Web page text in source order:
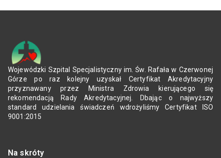
Wojewódzki Szpital Specjalistyczny im. Św. Rafała w Czerwonej
Górze po raz kolejny uzyskał Certyfikat Akredytacyjny
przyznawany przez Ministra Zdrowia kierującego się
rekomendacją Rady Akredytacyjnej. Dbając o najwyższy
standard udzielania świadczeń wdrożyliśmy Certyfikat ISO
9001:2015
Na skróty